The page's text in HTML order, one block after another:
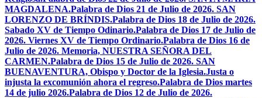
MAGDALENA.Palabra de Dios 21 de Julio de 2026. SAN
LORENZO DE BRÍNDIS.Palabra de Dios 18 de Julio de 2026.
Sabado XV de Tiempo Odinario.Palabra de Dios 17 de Julio de
2026. Viernes XV de Tiempo Ordinario.Palabra de Dios 16 de
Julio de 2026. Memoria, NUESTRA SEÑORA DEL
CARMEN.Palabra de Dios 15 de Julio de 2026. SAN
BUENAVENTURA, Obispo y Doctor de la Iglesia.Justa o
injusta la excomunión ahora el regreso.Palabra de Dios martes
14 de julio 2026.Palabra de Dios 12 de Julio de 2026.